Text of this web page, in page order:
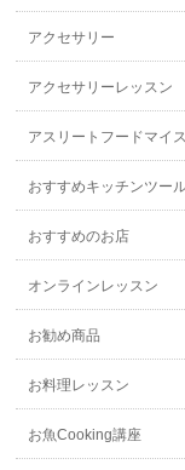
アクセサリー
アクセサリーレッスン
アスリートフードマイ
おすすめキッチンツー
おすすめのお店
オンラインレッスン
お勧め商品
お料理レッスン
お魚Cooking講座